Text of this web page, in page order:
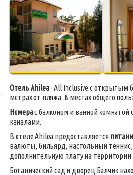
Отель Ahilea - All Inclusive с открытым
метрах от пляжа. В местах общего
Номерас балконом и ванной
каналами.
В отеле Ahilea предоставляется
валюты, бильярд, настольный теннис,
дополнительную плату на территории
Ботанический сад и дворец Балчик